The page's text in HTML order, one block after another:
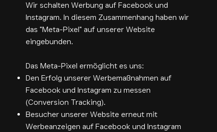
Wir schalten Werbung auf Facebook und
Instagram. In diesem Zusammenhang haben wir
das "Meta-Pixel" auf unserer Website
eingebunden.
Das Meta-Pixel ermöglicht es uns:
Den Erfolg unserer Werbemaßnahmen auf
Facebook und Instagram zu messen
(Conversion Tracking).
Besucher unserer Website erneut mit
Werbeanzeigen auf Facebook und Instagram